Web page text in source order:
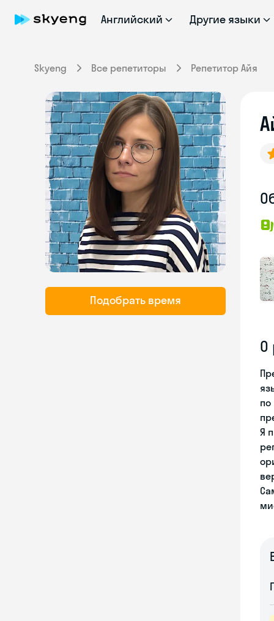
Английский Другие языки
Skyeng Все репетиторы Репетитор Айя
Подобрать время
О
по
Я